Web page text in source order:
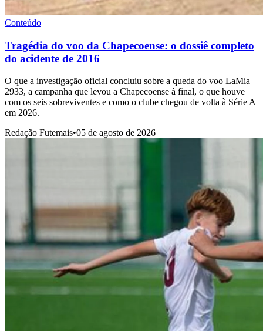
Conteúdo
Tragédia do voo da Chapecoense: o dossiê completo
do acidente de 2016
O que a investigação oficial concluiu sobre a queda do voo LaMia
2933, a campanha que levou a Chapecoense à final, o que houve
com os seis sobreviventes e como o clube chegou de volta à Série A
em 2026.
Redação Futemais•05 de agosto de 2026